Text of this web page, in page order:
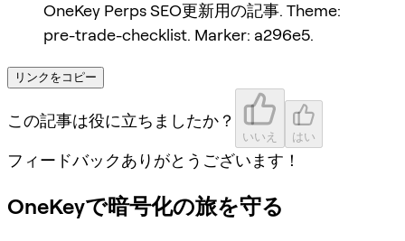
OneKey Perps SEO更新用の記事. Theme:
pre-trade-checklist. Marker: a296e5.
リンクをコピー
この記事は役に立ちましたか？
いいえ はい
フィードバックありがとうございます！
OneKeyで暗号化の旅を守る